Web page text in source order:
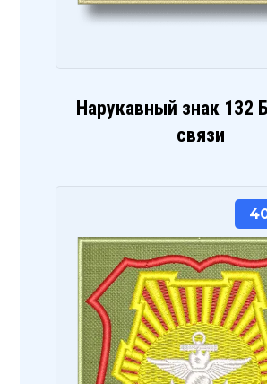
Нарукавный знак 132
связи